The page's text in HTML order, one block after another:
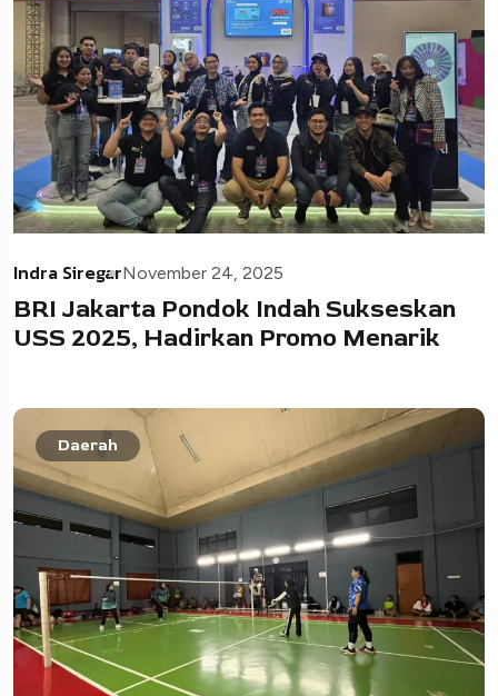
Indra SiregarNovember 24, 2025
BRI Jakarta Pondok Indah Sukseskan
USS 2025, Hadirkan Promo Menarik
Daerah